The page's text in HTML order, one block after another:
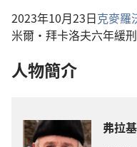
2023年10月23日克麥羅
米爾·拜卡洛夫六年緩
人物簡介
弗拉